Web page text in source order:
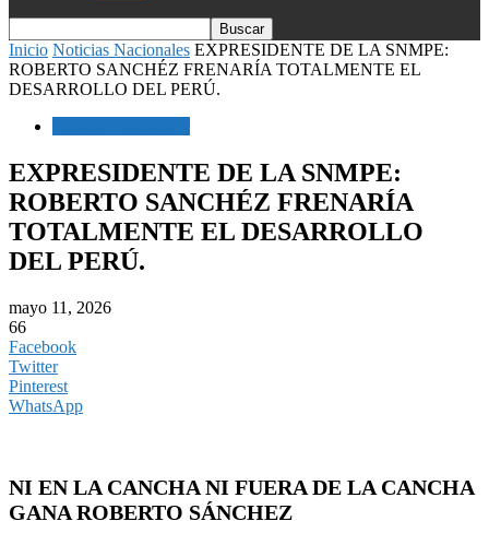
Inicio Noticias Nacionales EXPRESIDENTE DE LA SNMPE:
ROBERTO SANCHÉZ FRENARÍA TOTALMENTE EL
DESARROLLO DEL PERÚ.
EXPRESIDENTE DE LA SNMPE:
ROBERTO SANCHÉZ FRENARÍA
TOTALMENTE EL DESARROLLO
DEL PERÚ.
mayo 11, 2026
66
Facebook
Twitter
Pinterest
WhatsApp
NI EN LA CANCHA NI FUERA DE LA CANCHA
GANA ROBERTO SÁNCHEZ